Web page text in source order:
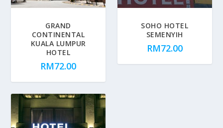
GRAND
CONTINENTAL
KUALA LUMPUR
HOTEL
RM72.00
SOHO HOTEL
SEMENYIH
RM72.00